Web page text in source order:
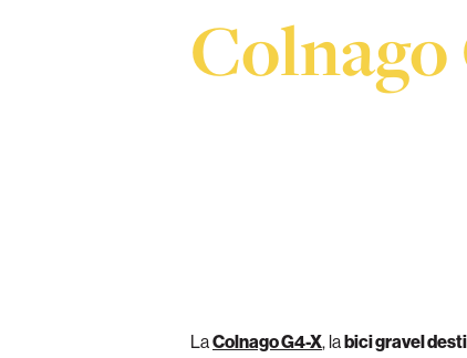
Colnago
LaColnago G4-X, labici gravel